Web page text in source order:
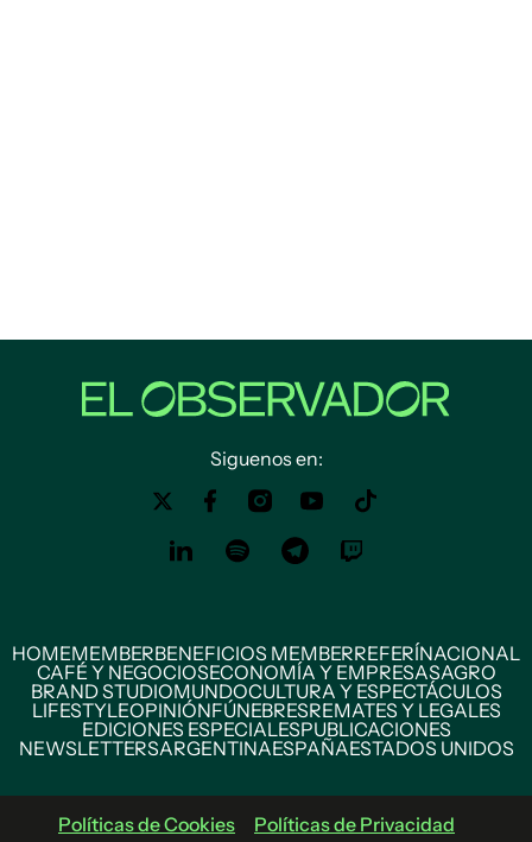
Siguenos en:
HOMEMEMBERBENEFICIOS MEMBERREFERÍNACIONAL
CAFÉ Y NEGOCIOSECONOMÍA Y EMPRESASAGRO
BRAND STUDIOMUNDOCULTURA Y ESPECTÁCULOS
LIFESTYLEOPINIÓNFÚNEBRESREMATES Y LEGALES
EDICIONES ESPECIALESPUBLICACIONES
NEWSLETTERSARGENTINAESPAÑAESTADOS UNIDOS
Políticas de Cookies Políticas de Privacidad